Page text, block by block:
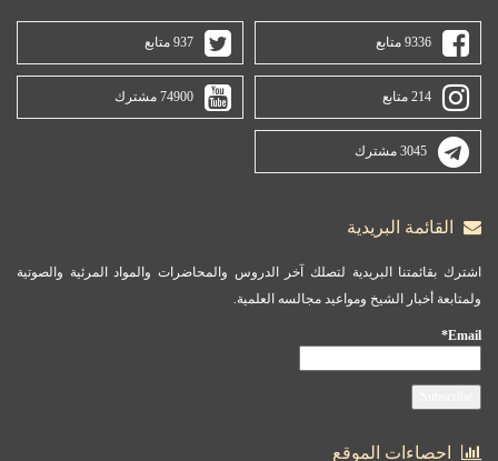
9336 متابع 937 متابع
214 متابع 74900 مشترك
3045 مشترك
القائمة البريدية
اشترك بقائمتنا البريدية لتصلك آخر الدروس والمحاضرات والمواد المرئية والصوتية
ولمتابعة أخبار الشيخ ومواعيد مجالسه العلمية.
Email*
احصاءات الموقع